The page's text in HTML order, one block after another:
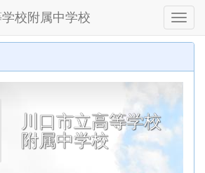
校附属中学校
川口市立高等学校
附属中学校